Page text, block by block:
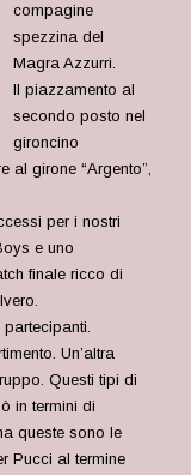
compagine
spezzina del
Magra Azzurri.
Il piazzamento al
secondo posto nel
gironcino
al girone “Argento”,
per i nostri
e uno
finale ricco di
Un’altra
Questi tipi di
in termini di
queste sono le
Pucci al termine